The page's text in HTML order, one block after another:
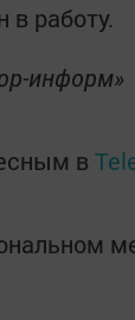
в работу.
информ»
в